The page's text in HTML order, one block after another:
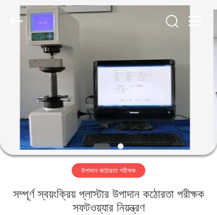
আমাদের
সম্পর্কে
কারখানা
HUATEC
CORPORATION.
উপাদান কঠোরতা পরীক্ষক
সম্পূর্ণ স্বয়ংক্রিয় প্লাস্টার উপাদান কঠোরতা পরীক্ষক
সফটওয়্যার নিয়ন্ত্রণ